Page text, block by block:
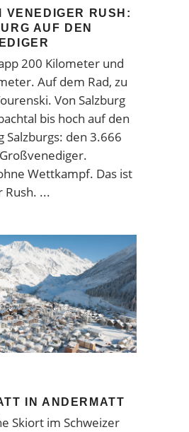
VENEDIGER RUSH:
AUF DEN
200 Kilometer und
Auf dem Rad, zu
Von Salzburg
bis hoch auf den
Salzburgs: den 3.666
Wettkampf. Das ist
Rush.
IN ANDERMATT
Skiort im Schweizer